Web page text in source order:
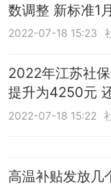
数调整 新标准1
2022-07-18 15:23
2022年江苏社
提升为4250元
吗
2022-07-18 15:22
高温补贴发放几